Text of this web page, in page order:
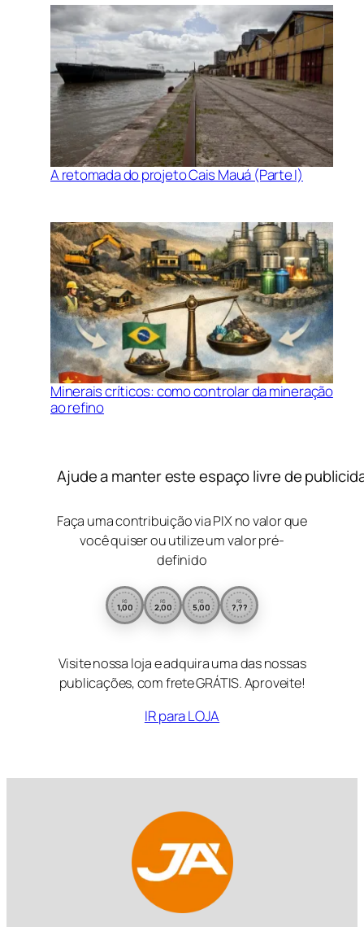
A retomada do projeto Cais Mauá (Parte I)
Minerais críticos: como controlar da mineração
ao refino
Ajude a manter este espaço livre de
Faça uma contribuição via PIX no valor que
você quiser ou utilize um valor pré-
definido
R$
1,00 R$
2,00 R$
5,00 R$
?,??
Visite nossa loja e adquira uma das nossas
publicações, com frete GRÁTIS. Aproveite!
IR para LOJA